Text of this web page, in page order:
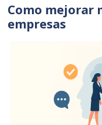
Como mejorar
empresas